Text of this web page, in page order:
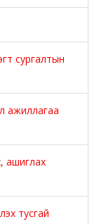
сургалтын
ажиллагаа
ашиглах
тусгай